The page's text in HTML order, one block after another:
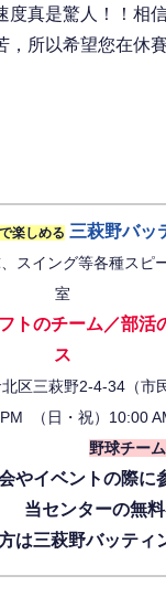
度真是驚人！！相
，所以希望您在休
楽しめる 三萩野バッ
スイング等各種スピ
室
トのチーム／部活
ス
区三萩野2-4-34（市
PM （日・祝）10:00
野球チー
やイベントの際に
当センターの無
は三萩野バッティ